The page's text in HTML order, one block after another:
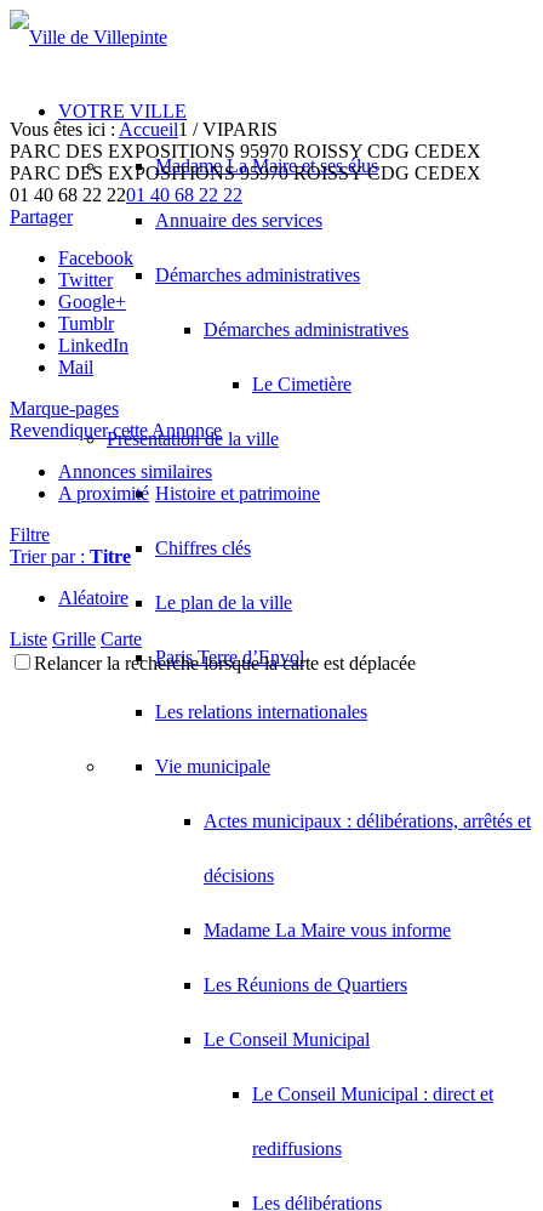
VOTRE VILLE
Madame La Maire et ses élus
Annuaire des services
Démarches administratives
Démarches administratives
Le Cimetière
Présentation de la ville
Histoire et patrimoine
Chiffres clés
Le plan de la ville
Paris Terre d’Envol
Les relations internationales
Vie municipale
Actes municipaux : délibérations, arrêtés et
décisions
Madame La Maire vous informe
Les Réunions de Quartiers
Le Conseil Municipal
Le Conseil Municipal : direct et
rediffusions
Les délibérations
Vous êtes ici : Accueil1 / VIPARIS
PARC DES EXPOSITIONS 95970 ROISSY CDG CEDEX
PARC DES EXPOSITIONS 95970 ROISSY CDG CEDEX
01 40 68 22 2201 40 68 22 22
Partager
Facebook
Twitter
Google+
Tumblr
LinkedIn
Mail
Marque-pages
Revendiquer cette Annonce
Annonces similaires
A proximité
Filtre
Trier par : Titre
Aléatoire
Liste Grille Carte
Relancer la recherche lorsque la carte est déplacée